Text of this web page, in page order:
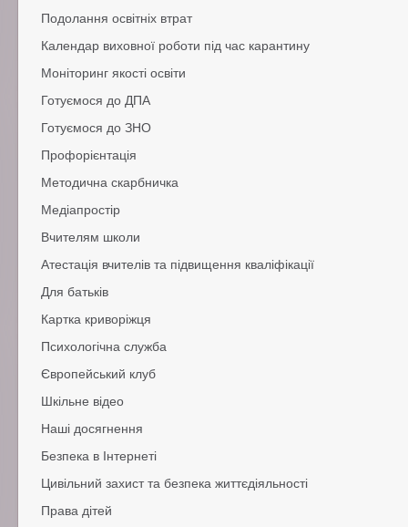
Норм.-правові документи
Рекомендації
Подолання освітніх втрат
Подолання навчальних втрат
Подолання виховних втрат
Календар виховної роботи під час карантину
Моніторинг якості освіти
Готуємося до ДПА
Готуємося до ЗНО
Законодавство
Підготовка до тесту онлайн
Профорієнтація
Методична скарбничка
Методичні рекомендації
Опорна школа з питань моніторингу
Медіапростір
Медіаосвіта в дії
Вчителям школи
Профспілка інформує
Лист-інформатор
Атестація вчителів та підвищення кваліфікації
Для батьків
Робота шкільної їдальні
Підготовка до школи
Картка криворіжця
Психологічна служба
Поради батькам
Поради учням
Європейський клуб
Історія
Структура
Молодіжний Євро-Парламент
Шкільне відео
Наші досягнення
Медалісти
Безпека в Інтернеті
Цивільний захист та безпека життєдіяльності
Пам'ятки для населення, як поводитися у випадку
Права дітей